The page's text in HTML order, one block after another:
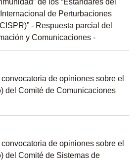
de los “Estándares del
de Perturbaciones
- Respuesta parcial del
y Comunicaciones -
de opiniones sobre el
del Comité de Comunicaciones
de opiniones sobre el
del Comité de Sistemas de